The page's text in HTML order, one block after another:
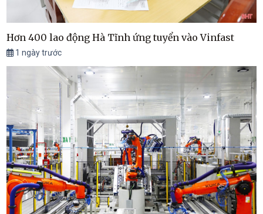
Hơn 400 lao động Hà Tĩnh ứng tuyển vào Vinfast
1 ngày trước